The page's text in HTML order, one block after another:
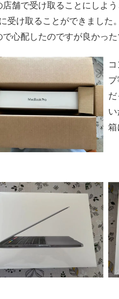
舗で受け取ることにしよ
受け取ることができました
心配したのですが良かった
箱